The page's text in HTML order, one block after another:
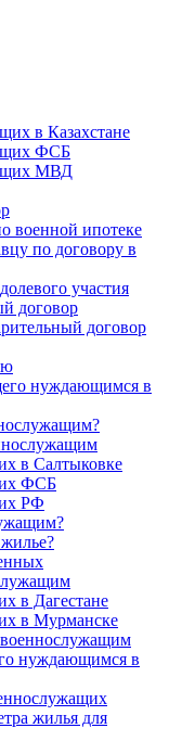
в Казахстане
ФСБ
МВД
военной ипотеке
по договору в
участия
договор
договор
нуждающимся в
в Салтыковке
ФСБ
РФ
в Дагестане
в Мурманске
нуждающимся в
жилья для